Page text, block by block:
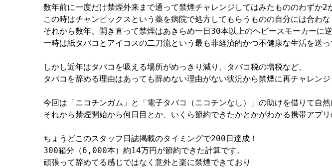
時
:
数年前に一度だけ禁煙外来まで通って禁煙チャレンジしてはみたもののわずか2
この時はチャンピックスという薬を病院で処方してもらうものの自分には合わな
それから数年、開き直って禁煙はあきらめ一日30本以上のヘビースモーカーに逆
一時は紙タバコとアイコスの二刀流という最も非経済的かつ不健康な生活を送っ
しかし近年はタバコを吸える場所がめっきり減り、タバコ税の増税など、
タバコを辞める理由はあっても辞めない理由がない状況から禁煙に再チャレンジ
今回は「ニコチンガム」と「電子タバコ（ニコチンなし）」の助けを借りて自
それから禁煙開始から何日目とか、いくら節約できたかとかがわかる携帯アプリ
ちょうどこのスタッフ日誌掲載のタイミングで200日達成！
300箱分（6,000本）約14万円が節約できた計算です。
頑張って辞めてる感じではなく意外と楽に禁煙できており